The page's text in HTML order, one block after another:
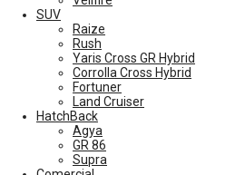
SUV
Raize
Rush
Yaris Cross GR Hybrid
Corrolla Cross Hybrid
Fortuner
Land Cruiser
HatchBack
Agya
GR 86
Supra